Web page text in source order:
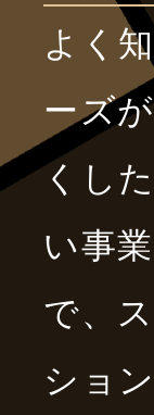
よく
ーズ
くし
い事
で、
ショ